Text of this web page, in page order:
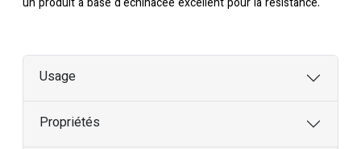
un produit à base d'échinacée excellent pour la résistance.
Usage
Propriétés